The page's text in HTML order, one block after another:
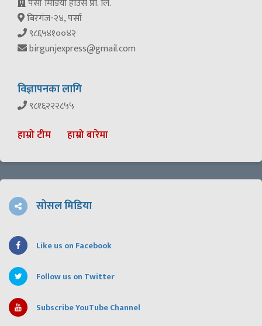
बिरगंज-२४, पर्सा
९८६५४१००४२
birgunjexpress@gmail.com
विज्ञापनका लागि
९८१६२२२८५५
हाम्रो टीम हाम्रो बारेमा
सोसल मिडिया
Like us on Facebook
Follow us on Twitter
Subscribe YouTube Channel